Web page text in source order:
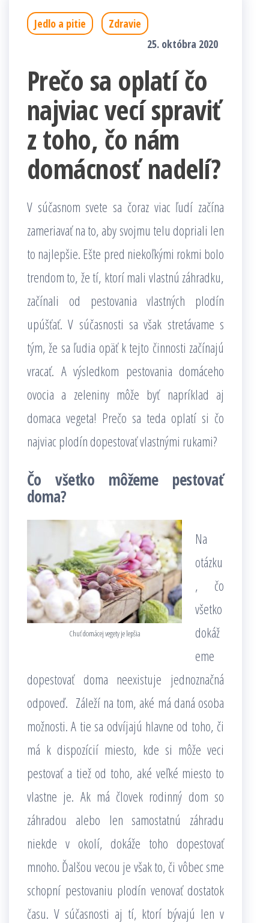
Jedlo a pitie
Zdravie
25. októbra 2020
Prečo sa oplatí čo
najviac vecí spraviť
z toho, čo nám
domácnosť nadelí?
V súčasnom svete sa čoraz viac ľudí začína
zameriavať na to, aby svojmu telu dopriali len
to najlepšie. Ešte pred niekoľkými rokmi bolo
trendom to, že tí, ktorí mali vlastnú záhradku,
začínali od pestovania vlastných plodín
upúšťať. V súčasnosti sa však stretávame s
tým, že sa ľudia opäť k tejto činnosti začínajú
vracať. A výsledkom pestovania domáceho
ovocia a zeleniny môže byť napríklad aj
domaca vegeta! Prečo sa teda oplatí si čo
najviac plodín dopestovať vlastnými rukami?
Čo všetko môžeme pestovať
doma?
Chuť domácej vegety je lepšia
Na
otázku
, čo
všetko
dokáž
eme
dopestovať doma neexistuje jednoznačná
odpoveď. Záleží na tom, aké má daná osoba
možnosti. A tie sa odvíjajú hlavne od toho, či
má k dispozícií miesto, kde si môže veci
pestovať a tiež od toho, aké veľké miesto to
vlastne je. Ak má človek rodinný dom so
záhradou alebo len samostatnú záhradu
niekde v okolí, dokáže toho dopestovať
mnoho. Ďalšou vecou je však to, či vôbec sme
schopní pestovaniu plodín venovať dostatok
času. V súčasnosti aj tí, ktorí bývajú len v